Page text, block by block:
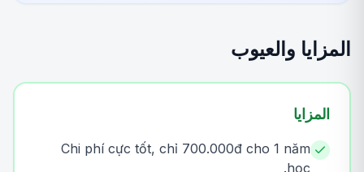
المزايا والعيوب
المزايا
Chi phí cực tốt, chỉ 700.000đ cho 1 năm
học.